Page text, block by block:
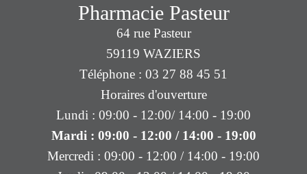
Pharmacie Pasteur
64 rue Pasteur
59119 WAZIERS
Téléphone : 03 27 88 45 51
Horaires d'ouverture
Lundi : 09:00 - 12:00/ 14:00 - 19:00
Mardi : 09:00 - 12:00 / 14:00 - 19:00
Mercredi : 09:00 - 12:00 / 14:00 - 19:00